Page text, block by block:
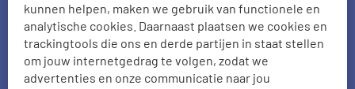
kunnen helpen, maken we gebruik van functionele en
analytische cookies. Daarnaast plaatsen we cookies en
trackingtools die ons en derde partijen in staat stellen
om jouw internetgedrag te volgen, zodat we
advertenties en onze communicatie naar jou
Je huis is misschien wel de belangrijkste plek die
je hebt. Dit wil je natuurlijk zo goed mogelijk
verzekeren. Dat doe je met een woonverzekering
Op deze pagina vind je meer informatie over de